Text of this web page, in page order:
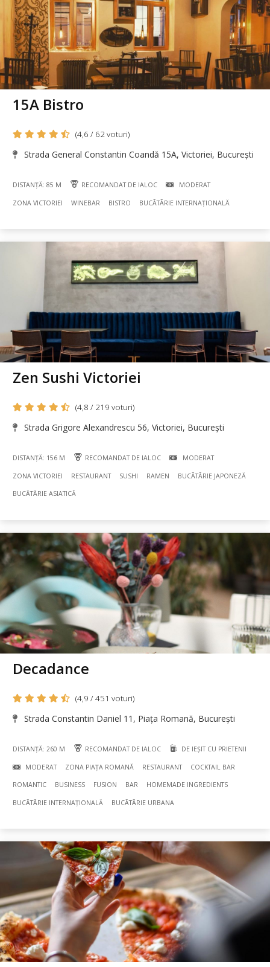
15A Bistro
(4,6 / 62 voturi)
Strada General Constantin Coandă 15A, Victoriei, București
DISTANȚĂ: 85 M RECOMANDAT DE IALOC MODERAT
ZONA VICTORIEI WINEBAR BISTRO BUCÃTÃRIE INTERNAȚIONALĂ
Zen Sushi Victoriei
(4,8 / 219 voturi)
Strada Grigore Alexandrescu 56, Victoriei, București
DISTANȚĂ: 156 M RECOMANDAT DE IALOC MODERAT
ZONA VICTORIEI RESTAURANT SUSHI RAMEN BUCÃTÃRIE JAPONEZĂ
BUCÃTÃRIE ASIATICĂ
Decadance
(4,9 / 451 voturi)
Strada Constantin Daniel 11, Piața Romană, București
DISTANȚĂ: 260 M RECOMANDAT DE IALOC DE IEȘIT CU PRIETENII
MODERAT ZONA PIAȚA ROMANĂ RESTAURANT COCKTAIL BAR
ROMANTIC BUSINESS FUSION BAR HOMEMADE INGREDIENTS
BUCÃTÃRIE INTERNAȚIONALĂ BUCÃTÃRIE URBANA